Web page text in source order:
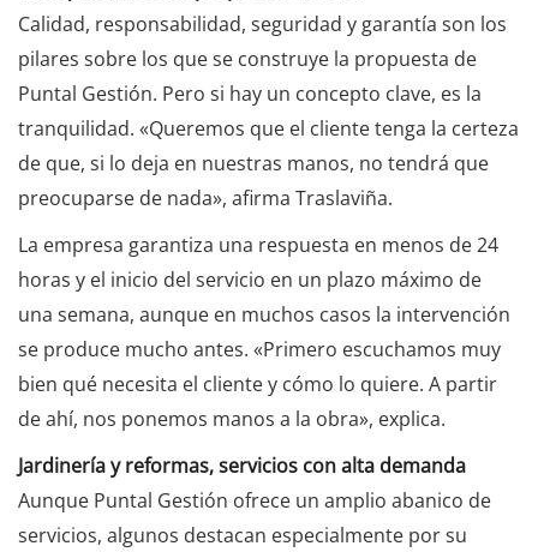
Calidad, responsabilidad, seguridad y garantía son los
pilares sobre los que se construye la propuesta de
Puntal Gestión. Pero si hay un concepto clave, es la
tranquilidad. «Queremos que el cliente tenga la certeza
de que, si lo deja en nuestras manos, no tendrá que
preocuparse de nada», afirma Traslaviña.
La empresa garantiza una respuesta en menos de 24
horas y el inicio del servicio en un plazo máximo de
una semana, aunque en muchos casos la intervención
se produce mucho antes. «Primero escuchamos muy
bien qué necesita el cliente y cómo lo quiere. A partir
de ahí, nos ponemos manos a la obra», explica.
Jardinería y reformas, servicios con alta demanda
Aunque Puntal Gestión ofrece un amplio abanico de
servicios, algunos destacan especialmente por su